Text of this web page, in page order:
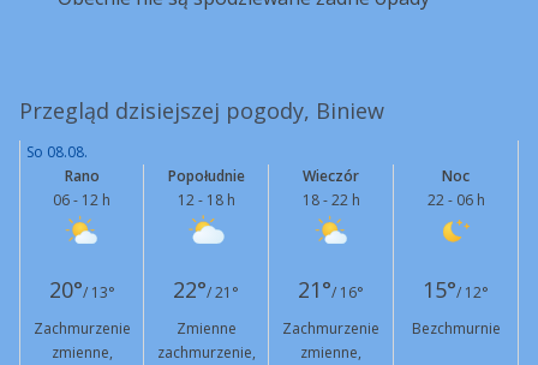
Przegląd dzisiejszej pogody, Biniew
So 08.08.
Rano
06 - 12 h
Popołudnie
12 - 18 h
Wieczór
18 - 22 h
Noc
22 - 06 h
20°/ 13° 22°/ 21° 21°/ 16° 15°/ 12°
Zachmurzenie
zmienne,
Zmienne
zachmurzenie,
Zachmurzenie
zmienne,
Bezchmurnie